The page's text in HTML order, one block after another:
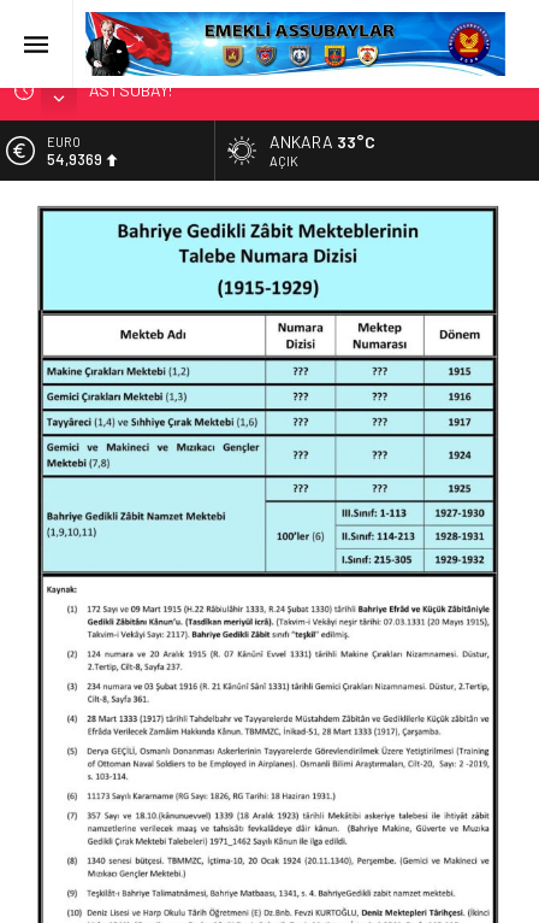
ASTSUBAY!
EMEKLİ ASSUBAY: ‘ZEYTİN TARLASINDA AMELELİK
YAPIYORUZ’
KÖŞE YAZARIMIZ SN. FAHRETTİN BAĞRI’YI KAYBETTİK
Astsubaylar Çalıştayı’ndaki Sunumum – 17 Ekim 2024
EURO
54,9369
ANKARA 33°C
AÇIK